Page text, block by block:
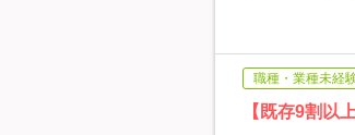
職種・業種未経
【既存9割以